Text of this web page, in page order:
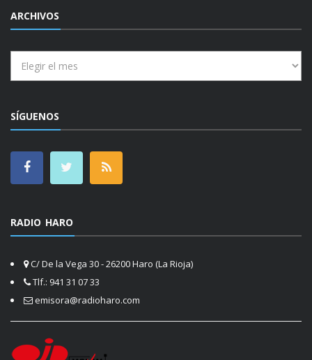
ARCHIVOS
SÍGUENOS
RADIO HARO
C/ De la Vega 30 - 26200 Haro (La Rioja)
Tlf.: 941 31 07 33
emisora@radioharo.com